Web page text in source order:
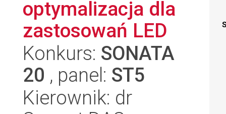
optymalizacja dla
zastosowań LED
Konkurs: SONATA
20 , panel: ST5
Kierownik: dr